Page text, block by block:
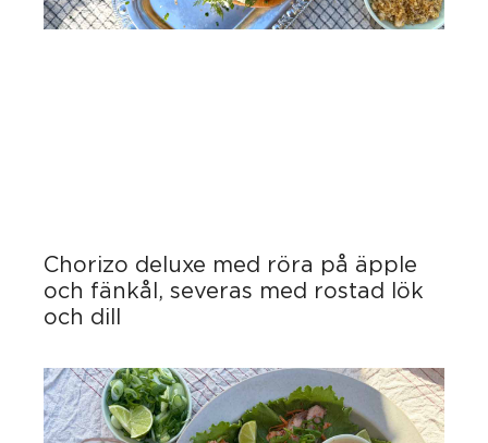
Chorizo deluxe med röra på äpple
och fänkål, severas med rostad lök
och dill